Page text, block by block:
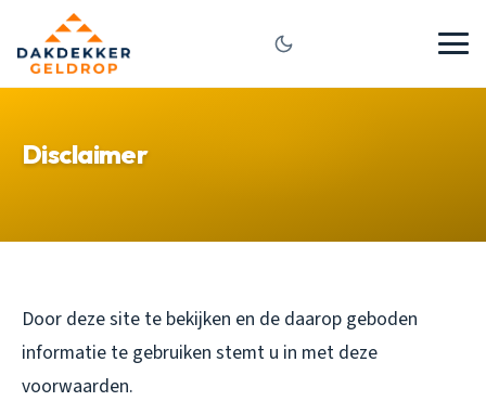
Disclaimer
Door deze site te bekijken en de daarop geboden
informatie te gebruiken stemt u in met deze
voorwaarden.